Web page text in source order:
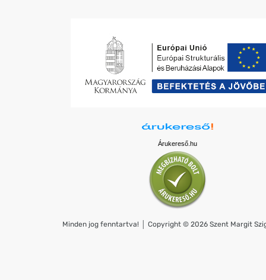
Árukereső.hu
Minden jog fenntartva! │ Copyright © 2026 Szent Margit